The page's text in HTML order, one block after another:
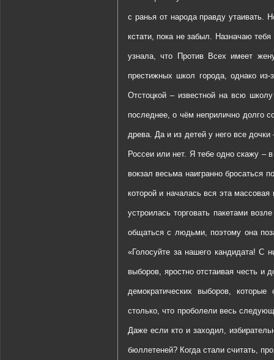
с ранья от народа правду утаивать.
кстати, пока не забыл. Назначаю
узнала, что Против Всех имеет
престижных школ города, однако
Отстоцкой – известной на всю
последнее, о чём неприлично долго
древа. Да и из детей у него все
Россеи или нет. Я тебе одно скажу –
вокзал весьма наигранно бросаться
которой и началась вся эта
устроилась торговать пакетами
общаться с людьми, поэтому она
«Голосуйте за нашего кандидата! С
выборов, яростно отстаивая честь и
демократических выборов,
столько, что проболели весь
Даже если кто и заходил,
бюллетеней? Когда стали считать,